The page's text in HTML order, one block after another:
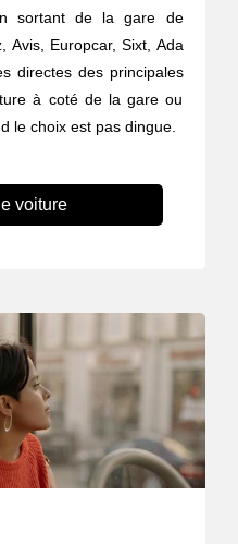
sortant de la gare de
Avis, Europcar, Sixt, Ada
directes des principales
à coté de la gare ou
le choix est pas dingue.
voiture